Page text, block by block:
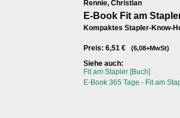
Rennie, Christian
E-Book Fit am
Kompaktes Stapler-Know-
Preis: 6,51 € (6,08+MwSt)
Siehe auch:
Fit am Stapler [Buch]
E-Book 365 Tage - Fit am